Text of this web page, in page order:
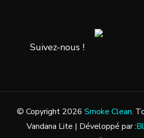
Suivez-nous !
© Copyright 2026 Smoke Clean.
Vandana Lite | Développé par :